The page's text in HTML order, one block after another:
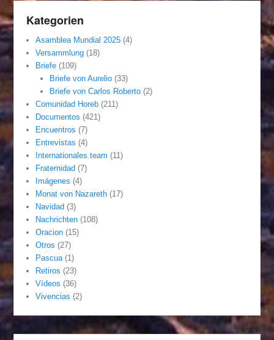
Kategorien
Asamblea Mundial 2025 (4)
Versammlung (18)
Briefe (109)
Briefe von Aurelio(33)
Briefe von Carlos Roberto(2)
Comunidad Horeb (211)
Documentos (421)
Encuentros (7)
Entrevistas (4)
Internationales team (11)
Fraternidad (7)
Imágenes (4)
Monat von Nazareth (17)
Navidad (3)
Nachrichten (108)
Oracion (15)
Otros (27)
Pascua (1)
Retiros (23)
Vídeos (36)
Vivencias (2)